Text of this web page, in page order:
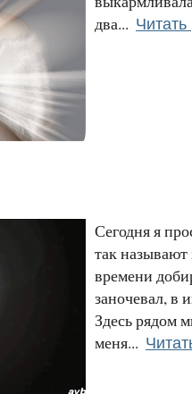
два... Читать
Сегодня я
так
времени
заночевал, в
Здесь рядом
меня...